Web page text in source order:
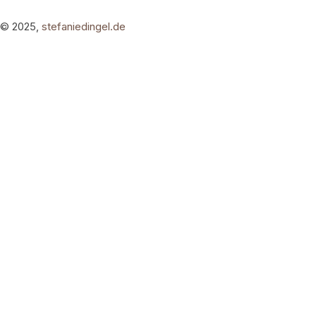
© 2025, stefaniedingel.de